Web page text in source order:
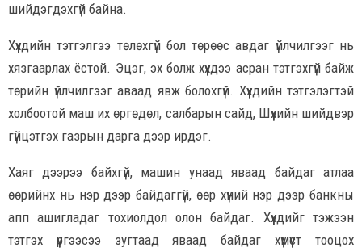
шийдэгдэхгүй байна.
Хүүхдийн тэтгэлгээ төлөхгүй бол төрөөс авдаг үйлчилгээг нь
хязгаарлах ёстой. Эцэг, эх болж хүүхдээ асран тэтгэхгүй байж
төрийн үйлчилгээг аваад явж болохгүй. Хүүхдийн тэтгэлэгтэй
холбоотой маш их өргөдөл, салбарын сайд, Шүүхийн шийдвэр
гүйцэтгэх газрын дарга дээр ирдэг.
Хаяг дээрээ байхгүй, машин унаад яваад байдаг атлаа
өөрийнх нь нэр дээр байдаггүй, өөр хүний нэр дээр банкны
апп ашигладаг тохиолдол олон байдаг. Хүүхдийг тэжээн
тэтгэх үүргээсээ зугтаад яваад байдаг хүмүүст тооцох